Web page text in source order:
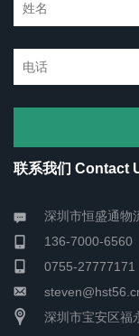
联系我们 Contact
深圳市恒盛通物
136-7000-6560
0755-27777171
深圳市宝安区福